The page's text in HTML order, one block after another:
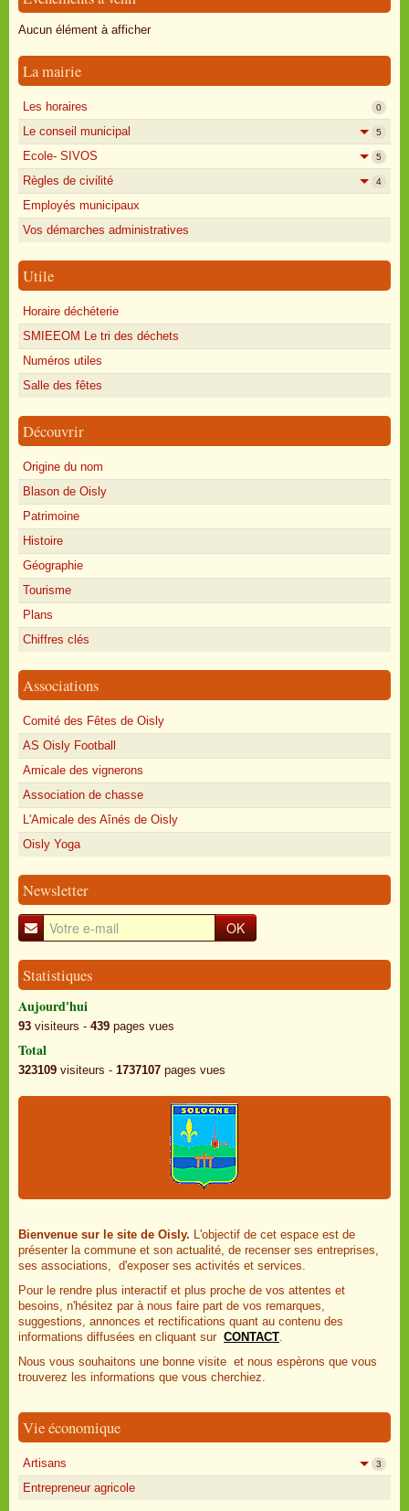
Oisly autrefois
Annonces
Aucun élément à afficher
La mairie
Les horaires 0
Le conseil municipal 5
Ecole- SIVOS 5
Règles de civilité 4
Employés municipaux
Vos démarches administratives
Utile
Horaire déchéterie
SMIEEOM Le tri des déchets
Numéros utiles
Salle des fêtes
Découvrir
Origine du nom
Blason de Oisly
Patrimoine
Histoire
Géographie
Tourisme
Plans
Chiffres clés
Associations
Comité des Fêtes de Oisly
AS Oisly Football
Amicale des vignerons
Association de chasse
L'Amicale des Aînés de Oisly
Oisly Yoga
Newsletter
OK
Statistiques
Aujourd'hui
93 visiteurs - 439 pages vues
Total
323109 visiteurs - 1737107 pages vues
Bienvenue sur le site de Oisly. L'objectif de cet espace est de
présenter la commune et son actualité, de recenser ses entreprises,
ses associations, d'exposer ses activités et services.
Pour le rendre plus interactif et plus proche de vos attentes et
besoins, n'hésitez par à nous faire part de vos remarques,
suggestions, annonces et rectifications quant au contenu des
informations diffusées en cliquant sur CONTACT.
Nous vous souhaitons une bonne visite et nous espèrons que vous
trouverez les informations que vous cherchiez.
Vie économique
Artisans 3
Entrepreneur agricole